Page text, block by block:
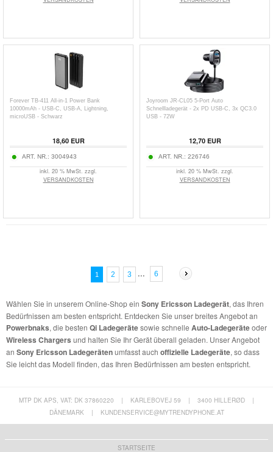
Forever TB-411 All-in-1 Power Bank
10000mAh - USB-C, USB-A, Lightning,
microUSB - Schwarz
18,60EUR
ART. NR.: 3004943
inkl. 20 % MwSt. zzgl.
VERSANDKOSTEN
Joyroom JR-CL05 5-Port Auto
Schnellladegerät - 2x PD USB-C, 3x QC3.0
USB - 72W
12,70EUR
ART. NR.: 226746
inkl. 20 % MwSt. zzgl.
VERSANDKOSTEN
1 2 3 ... 6
Wählen Sie in unserem Online-Shop ein Sony Ericsson Ladegerät, das Ihren
Bedürfnissen am besten entspricht. Entdecken Sie unser breites Angebot an
Powerbnaks, die besten Qi Ladegerätesowie schnelle Auto-Ladegeräteoder
Wireless Chargers und halten Sie Ihr Gerät überall geladen. Unser Angebot
an Sony Ericsson Ladegerätenumfasst auch offizielle Ladegeräte, so dass
Sie leicht das Modell finden, das Ihren Bedürfnissen am besten entspricht.
MTP DK APS, VAT: DK 37860220 | KARLEBOVEJ 59 | 3400 HILLERØD
|
DÄNEMARK
| KUNDENSERVICE@MYTRENDYPHONE.AT
STARTSEITE